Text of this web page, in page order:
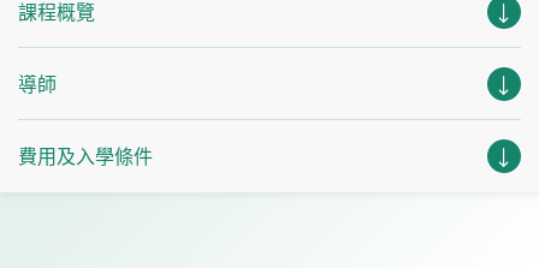
課程概覽
導師
費用及入學條件